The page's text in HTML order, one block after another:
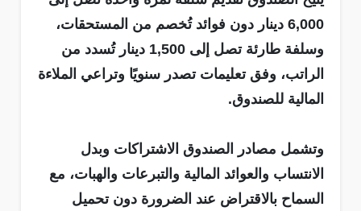
6,000 دينار دون فوائد تُخصم من المستحقات،
وسلفة طارئة تصل إلى 1,500 دينار تُسدد من
الراتب، وفق تعليمات تصدر سنويًا وتراعي الملاءة
المالية للصندوق.
وتشمل مصادر الصندوق الاشتراكات وبدل
الانتساب والعوائد المالية والتبرعات والهبات، مع
السماح بالاقتراض عند الضرورة دون تحميل